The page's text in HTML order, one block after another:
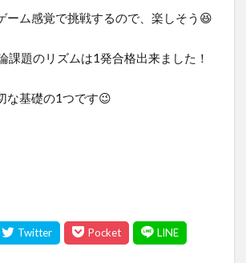
ーム感覚で挑戦するので、楽しそう😆
課題のリズムは1発合格出来ました！
な基礎の1つです😉